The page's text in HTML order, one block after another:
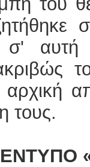
σ'
τους.